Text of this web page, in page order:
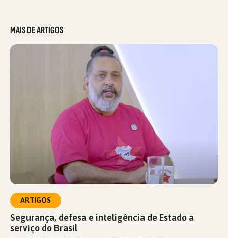
MAIS DE ARTIGOS
ARTIGOS
Segurança, defesa e inteligência de Estado a
serviço do Brasil